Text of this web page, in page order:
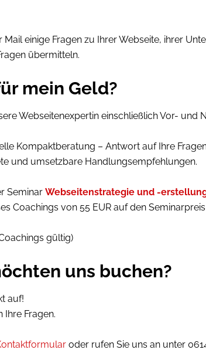
einige Fragen zu Ihrer Webseite, ihrer
übermitteln.
mein Geld?
Webseitenexpertin einschließlich Vor- und
Kompaktberatung – Antwort auf Ihre
und umsetzbare Handlungsempfehlungen.
Seminar Webseitenstrategie und -
Coachings von 55 EUR auf den
gültig)
uns buchen?
auf!
Fragen.
oder rufen Sie uns an unter